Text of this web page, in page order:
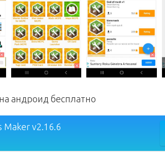
андроид бесплатно
Maker v2.16.6